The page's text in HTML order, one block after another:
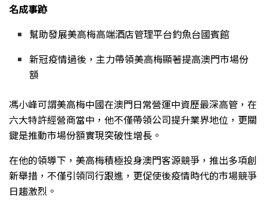
名成事跡
幫助發展美高梅高端酒店管理平台釣魚台國賓館
新冠疫情過後，主力帶領美高梅顯著提高澳門市場份
額
馮小峰可謂美高梅中國在澳門日常營運中資歷最深高管，在
六大特許經營商當中，他不僅帶領公司提升業界地位，更關
鍵是推動市場份額實現突破性增長。
在他的領導下，美高梅積極投身澳門客源競爭，推出多項創
新舉措，不僅引領同行跟進，更促使後疫情時代的市場競爭
日趨激烈。